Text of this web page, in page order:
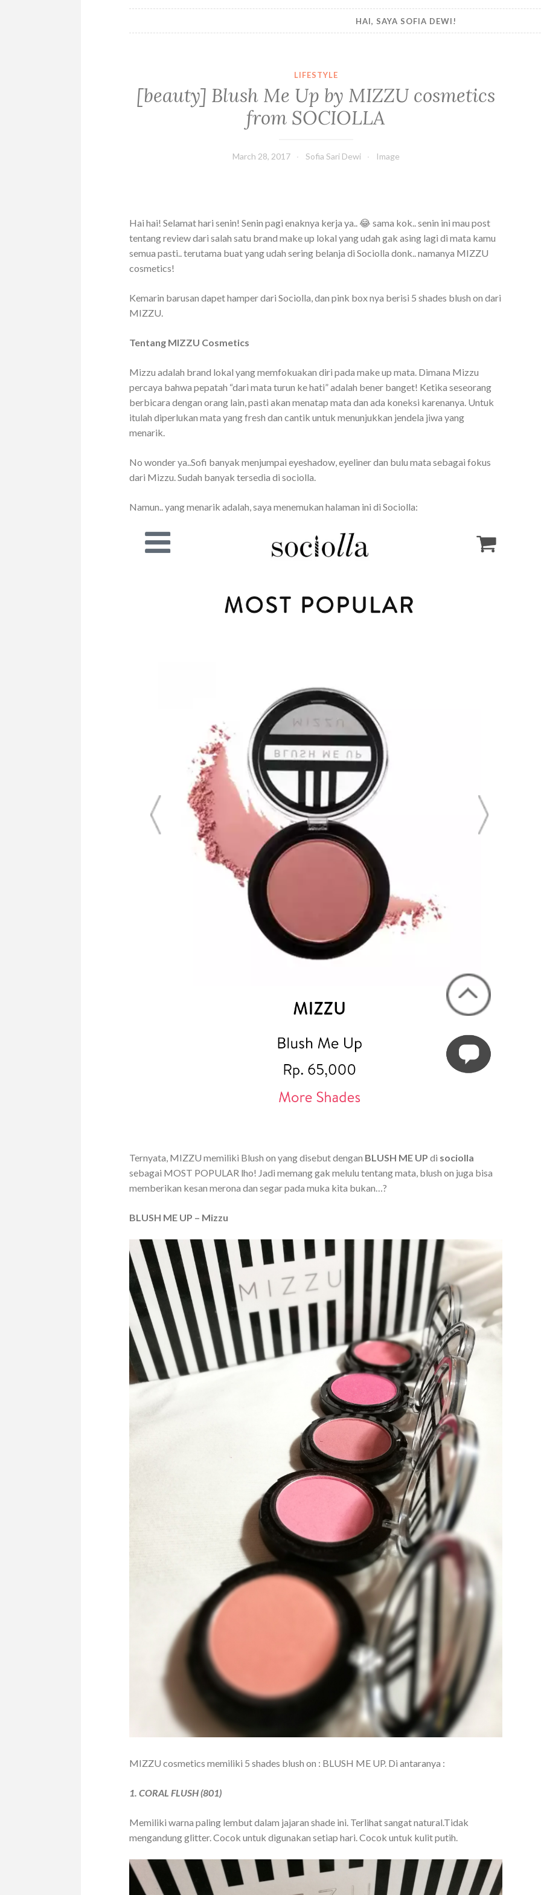
HAI, SAYA SOFIA DEWI!
LIFESTYLE
[beauty] Blush Me Up by MIZZU cosmetics
from SOCIOLLA
March 28, 2017 Sofia Sari Dewi Image
Hai hai! Selamat hari senin! Senin pagi enaknya kerja ya.. 😂 sama kok.. senin ini mau post
tentang review dari salah satu brand make up lokal yang udah gak asing lagi di mata kamu
semua pasti.. terutama buat yang udah sering belanja di Sociolla donk.. namanya MIZZU
cosmetics!
Kemarin barusan dapet hamper dari Sociolla, dan pink box nya berisi 5 shades blush on dari
MIZZU.
Tentang MIZZU Cosmetics
Mizzu adalah brand lokal yang memfokuakan diri pada make up mata. Dimana Mizzu
percaya bahwa pepatah “dari mata turun ke hati” adalah bener banget! Ketika seseorang
berbicara dengan orang lain, pasti akan menatap mata dan ada koneksi karenanya. Untuk
itulah diperlukan mata yang fresh dan cantik untuk menunjukkan jendela jiwa yang
menarik.
No wonder ya..Sofi banyak menjumpai eyeshadow, eyeliner dan bulu mata sebagai fokus
dari Mizzu. Sudah banyak tersedia di sociolla.
Namun.. yang menarik adalah, saya menemukan halaman ini di Sociolla:
Ternyata, MIZZU memiliki Blush on yang disebut dengan BLUSH ME UPdi sociolla
sebagai MOST POPULAR lho! Jadi memang gak melulu tentang mata, blush on juga bisa
memberikan kesan merona dan segar pada muka kita bukan…?
BLUSH ME UP – Mizzu
MIZZU cosmetics memiliki 5 shades blush on : BLUSH ME UP. Di antaranya :
1. CORAL FLUSH (801)
Memiliki warna paling lembut dalam jajaran shade ini. Terlihat sangat natural.Tidak
mengandung glitter. Cocok untuk digunakan setiap hari. Cocok untuk kulit putih.